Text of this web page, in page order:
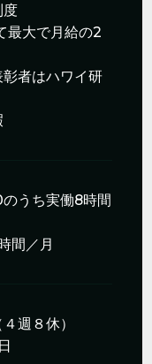
度
最大で月給の2
者はハワイ研
うち実働8時間
間／月
週８休）